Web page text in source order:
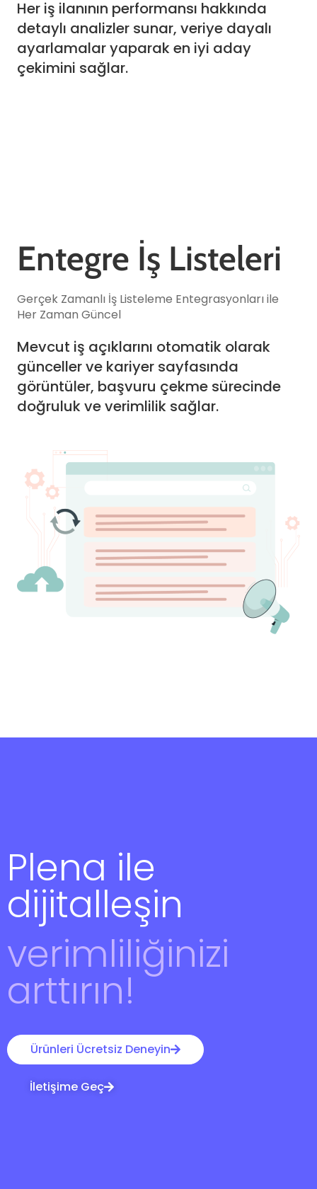
Her iş ilanının performansı hakkında
detaylı analizler sunar, veriye dayalı
ayarlamalar yaparak en iyi aday
çekimini sağlar.
Entegre İş Listeleri
Gerçek Zamanlı İş Listeleme Entegrasyonları ile
Her Zaman Güncel
Mevcut iş açıklarını otomatik olarak
günceller ve kariyer sayfasında
görüntüler, başvuru çekme sürecinde
doğruluk ve verimlilik sağlar.
Plena ile
dijitalleşin
verimliliğinizi
arttırın!
Ürünleri Ücretsiz Deneyin
İletişime Geç